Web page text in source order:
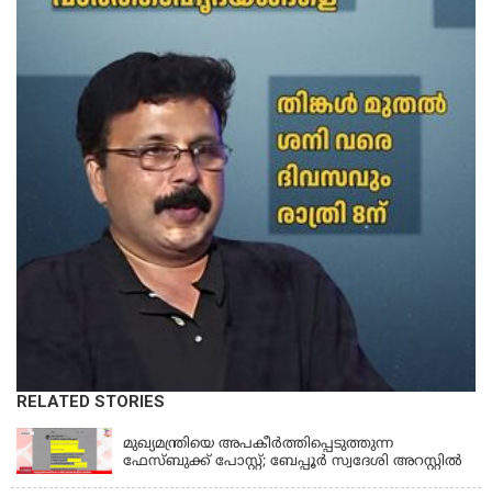
RELATED STORIES
KERALA
മുഖ്യമന്ത്രിയെ അപകീർത്തിപ്പെടുത്തുന്ന
ഫേസ്‌ബുക്ക് പോസ്റ്റ്; ബേപ്പൂർ സ്വദേശി അറസ്റ്റിൽ